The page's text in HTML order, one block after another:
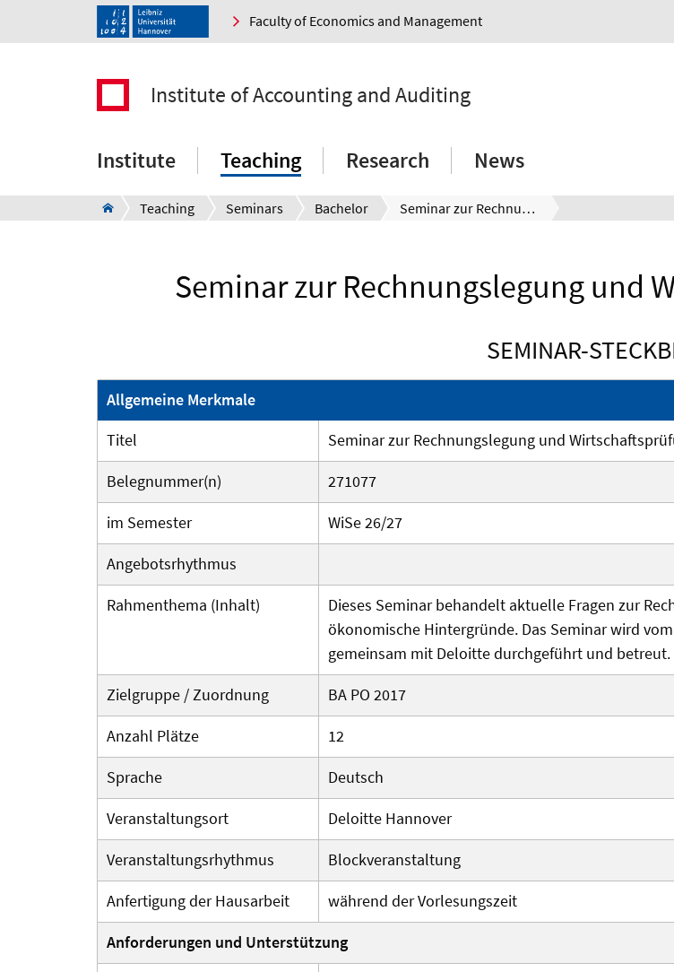
Faculty of Economics and Management
Institute of Accounting and Auditing
Institute Teaching Research News
Teaching Seminars Bachelor Seminar zur Rechnungslegung und Wirtschaftsprüfung (271077)
Seminar zur Rechnungslegung und
SEMINAR-
Allgemeine Merkmale
Titel
Seminar zur Rechnungslegung und
Belegnummer(n)
271077
im Semester
WiSe 26/27
Angebotsrhythmus
Rahmenthema (Inhalt)
Dieses Seminar behandelt aktuelle Fragen zur
ökonomische Hintergründe. Das Seminar wird
gemeinsam mit Deloitte durchgeführt und betreut.
Zielgruppe / Zuordnung
BA PO 2017
Anzahl Plätze
12
Sprache
Deutsch
Veranstaltungsort
Deloitte Hannover
Veranstaltungsrhythmus
Blockveranstaltung
Anfertigung der Hausarbeit
während der Vorlesungszeit
Anforderungen und Unterstützung